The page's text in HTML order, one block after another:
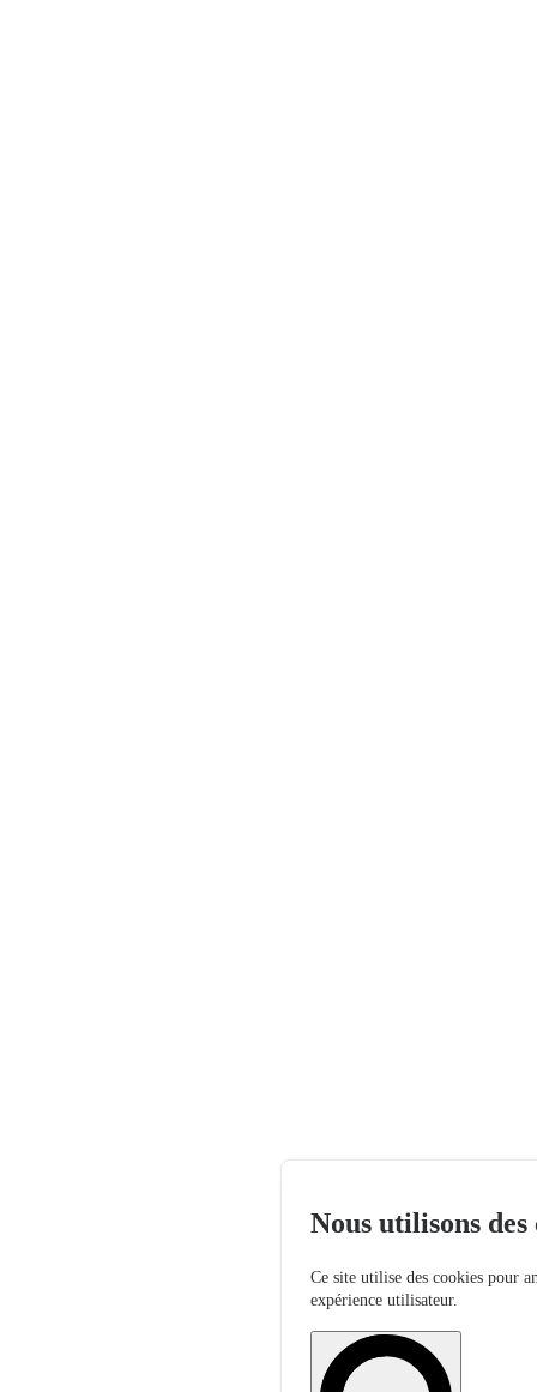
Nous utilisons des
Ce site utilise des cookies pour
expérience utilisateur.